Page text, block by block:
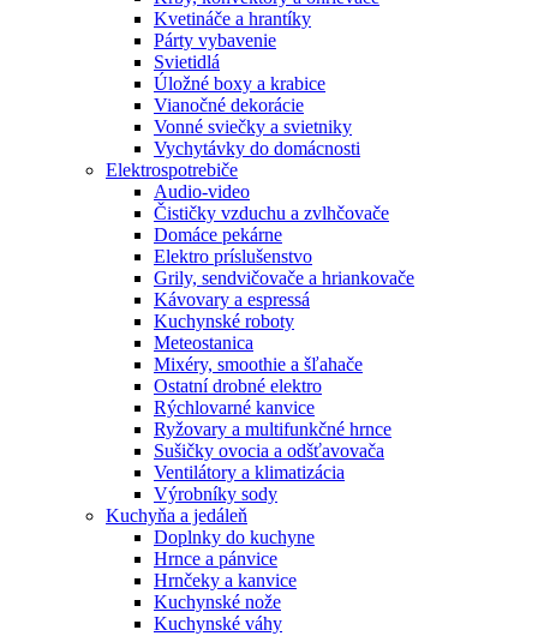
Kvetináče a hrantíky
Párty vybavenie
Svietidlá
Úložné boxy a krabice
Vianočné dekorácie
Vonné sviečky a svietniky
Vychytávky do domácnosti
Elektrospotrebiče
Audio-video
Čističky vzduchu a zvlhčovače
Domáce pekárne
Elektro príslušenstvo
Grily, sendvičovače a hriankovače
Kávovary a espressá
Kuchynské roboty
Meteostanica
Mixéry, smoothie a šľahače
Ostatní drobné elektro
Rýchlovarné kanvice
Ryžovary a multifunkčné hrnce
Sušičky ovocia a odšťavovača
Ventilátory a klimatizácia
Výrobníky sody
Kuchyňa a jedáleň
Doplnky do kuchyne
Hrnce a pánvice
Hrnčeky a kanvice
Kuchynské nože
Kuchynské váhy